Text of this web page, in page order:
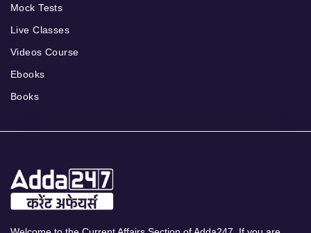
Mock Tests
Live Classes
Videos Course
Ebooks
Books